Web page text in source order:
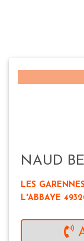
NAUD
LES
L'ABBAYE